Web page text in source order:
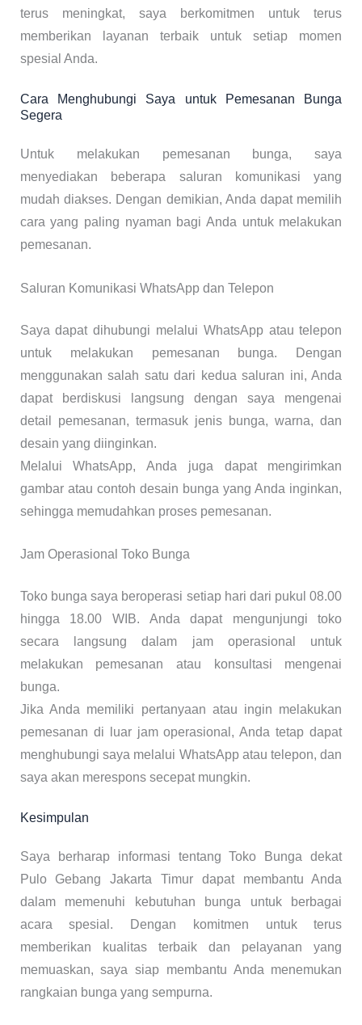
terus meningkat, saya berkomitmen untuk terus
memberikan layanan terbaik untuk setiap momen
spesial Anda.
Cara Menghubungi Saya untuk Pemesanan Bunga
Segera
Untuk melakukan pemesanan bunga, saya
menyediakan beberapa saluran komunikasi yang
mudah diakses. Dengan demikian, Anda dapat memilih
cara yang paling nyaman bagi Anda untuk melakukan
pemesanan.
Saluran Komunikasi WhatsApp dan Telepon
Saya dapat dihubungi melalui WhatsApp atau telepon
untuk melakukan pemesanan bunga. Dengan
menggunakan salah satu dari kedua saluran ini, Anda
dapat berdiskusi langsung dengan saya mengenai
detail pemesanan, termasuk jenis bunga, warna, dan
desain yang diinginkan.
Melalui WhatsApp, Anda juga dapat mengirimkan
gambar atau contoh desain bunga yang Anda inginkan,
sehingga memudahkan proses pemesanan.
Jam Operasional Toko Bunga
Toko bunga saya beroperasi setiap hari dari pukul 08.00
hingga 18.00 WIB. Anda dapat mengunjungi toko
secara langsung dalam jam operasional untuk
melakukan pemesanan atau konsultasi mengenai
bunga.
Jika Anda memiliki pertanyaan atau ingin melakukan
pemesanan di luar jam operasional, Anda tetap dapat
menghubungi saya melalui WhatsApp atau telepon, dan
saya akan merespons secepat mungkin.
Kesimpulan
Saya berharap informasi tentang Toko Bunga dekat
Pulo Gebang Jakarta Timur dapat membantu Anda
dalam memenuhi kebutuhan bunga untuk berbagai
acara spesial. Dengan komitmen untuk terus
memberikan kualitas terbaik dan pelayanan yang
memuaskan, saya siap membantu Anda menemukan
rangkaian bunga yang sempurna.